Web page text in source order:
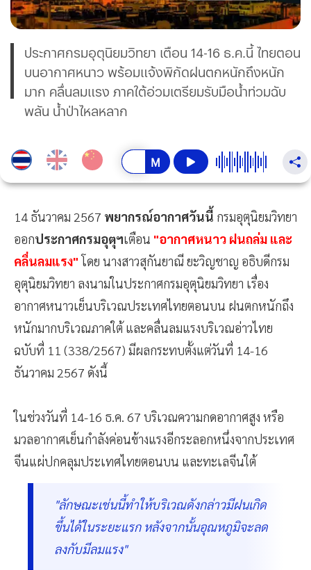
ประกาศกรมอุตุนิยมวิทยา เตือน 14-16 ธ.ค.นี้ ไทยตอน
บนอากาศหนาว พร้อมแจ้งพิกัดฝนตกหนักถึงหนัก
มาก คลื่นลมแรง ภาคใต้อ่วมเตรียมรับมือน้ำท่วมฉับ
พลัน น้ำป่าไหลหลาก
14 ธันวาคม 2567 พยากรณ์อากาศวันนี้ กรมอุตุนิยมวิทยา
ออกประกาศกรมอุตุฯเตือน "อากาศหนาว ฝนถล่ม และ
คลื่นลมแรง"โดย นางสาวสุกันยาณี ยะวิญชาญ อธิบดีกรม
อุตุนิยมวิทยา ลงนามในประกาศกรมอุตุนิยมวิทยา เรื่อง
อากาศหนาวเย็นบริเวณประเทศไทยตอนบน ฝนตกหนักถึง
หนักมากบริเวณภาคใต้ และคลื่นลมแรงบริเวณอ่าวไทย
ฉบับที่ 11 (338/2567) มีผลกระทบตั้งแต่วันที่ 14-16
ธันวาคม 2567 ดังนี้
ในช่วงวันที่ 14-16 ธ.ค. 67 บริเวณความกดอากาศสูง หรือ
มวลอากาศเย็นกำลังค่อนข้างแรงอีกระลอกหนึ่งจากประเทศ
จีนแผ่ปกคลุมประเทศไทยตอนบน และทะเลจีนใต้
"ลักษณะเช่นนี้ทำให้บริเวณดังกล่าวมีฝนเกิด
ขึ้นได้ในระยะแรก หลังจากนั้นอุณหภูมิจะลด
ลงกับมีลมแรง"